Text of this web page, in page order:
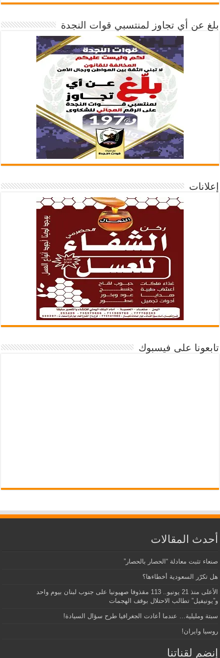
بلغ عن أي تجاوز لمنتسبي قوات النجدة
إعلانات
تابعونا على فيسبوك
أحدث المقالات
صنعاء تثبت معادلة “الحصار بالحصار”
هل تكرّر السعودية أخطاءها؟
الأعلى منذ 21 يونيو.. 113 مقذوفا صهيونيا على جنوب لبنان بيوم واحد
و”يونيفيل” تطالب الاحتلال بوقف الهجمات
سبتة ومليلية… عندما أعادت الجغرافيا طرح سؤال السيادة!
روسيا وايران!
إنضم لقناتنا